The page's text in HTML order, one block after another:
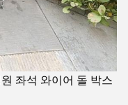
좌석 와이어 돌 박스